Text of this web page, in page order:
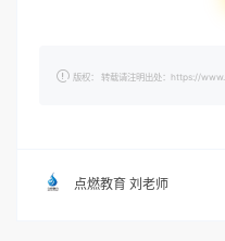
版权： 转载请注明出处：https://
点燃教育 刘老师